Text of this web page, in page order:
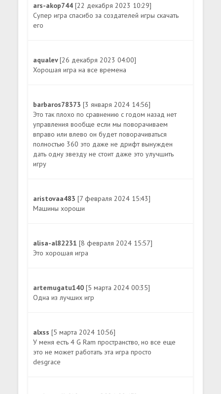
ars-akop744[22 декабря 2023 10:29]
Супер игра спасибо за создателей игры скачать
его
aqualev[26 декабря 2023 04:00]
Хорошая игра на все времена
barbaros78373[3 января 2024 14:56]
Это так плохо по сравнению с годом назад нет
управления вообще если мы поворачиваем
вправо или влево он будет поворачиваться
полностью 360 это даже не дрифт вынужден
дать одну звезду не стоит даже это улучшить
игру
aristovaa483[7 февраля 2024 15:43]
Машины хороши
alisa-al82231[8 февраля 2024 15:57]
Это хорошая игра
artemugatu140[5 марта 2024 00:35]
Одна из лучших игр
alxss[5 марта 2024 10:56]
У меня есть 4 G Ram пространство, но все еще
это не может работать эта игра просто
desgrace